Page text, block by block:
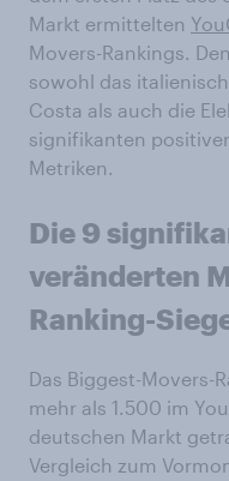
Markt ermittelten
Movers-Rankings.
sowohl das
Costa als auch die
signifikanten
Metriken.
Die 9
veränderten
Ranking-
Das Biggest-Movers-
mehr als 1.500 im
deutschen Markt
Vergleich zum